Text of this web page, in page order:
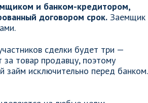
и банком-кредитором,
договором срок. Заемщик
сделки будет три —
за товар продавцу, поэтому
займ исключительно перед банком.